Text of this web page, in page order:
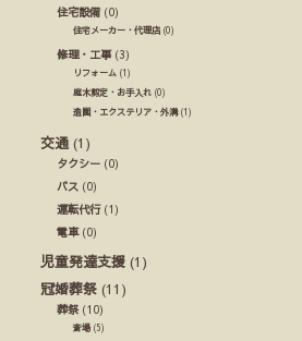
住宅設備(0)
住宅メーカー・代理店 (0)
修理・工事(3)
リフォーム (1)
庭木剪定・お手入れ (0)
造園・エクステリア・外溝(1)
交通(1)
タクシー (0)
バス (0)
運転代行(1)
電車(0)
児童発達支援 (1)
冠婚葬祭 (11)
葬祭(10)
斎場(5)